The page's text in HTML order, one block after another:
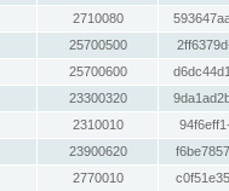
2710080
25700500
25700600
23300320
2310010
23900620
2770010